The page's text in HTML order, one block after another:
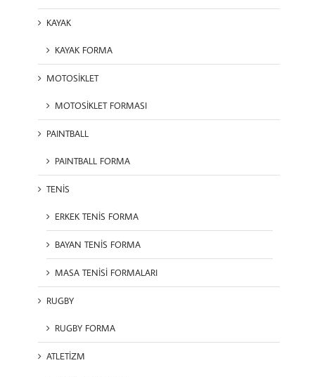
KAYAK
KAYAK FORMA
MOTOSİKLET
MOTOSİKLET FORMASI
PAINTBALL
PAINTBALL FORMA
TENİS
ERKEK TENİS FORMA
BAYAN TENİS FORMA
MASA TENİSİ FORMALARI
RUGBY
RUGBY FORMA
ATLETİZM